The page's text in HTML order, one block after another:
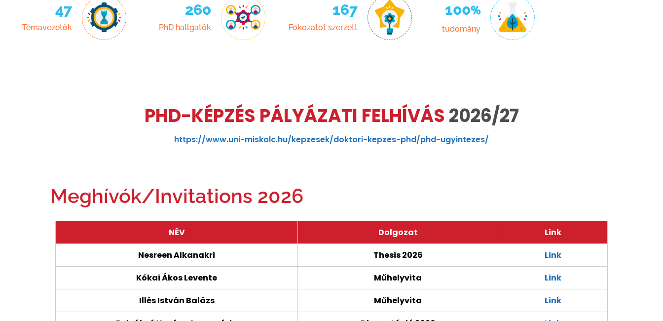
47
Témavezetők
260
PhD hallgatók
167
Fokozatot szerzett
100%
tudomány
PHD-KÉPZÉS PÁLYÁZATI FELHÍVÁS 2026/27
https://www.uni-miskolc.hu/kepzesek/doktori-kepzes-phd/phd-ugyintezes/
Meghívók/Invitations 2026
NÉV Dolgozat
Link
Nesreen Alkanakri
Thesis 2026
Link
Kókai Ákos Levente
Műhelyvita
Link
Illés István Balázs
Műhelyvita
Link